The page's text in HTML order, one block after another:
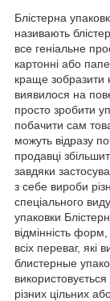
Блістерна
називають
все геніальне
картонні або
краще зобразити
виявилося на
просто зробити
побачити сам
можуть відразу
продавці
завдяки
з себе вироби
спеціального
упаковки
відмінність
всіх переваг, які
блистерные
різних цільних